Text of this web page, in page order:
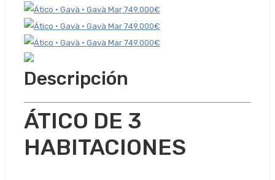
Descripción
ÁTICO DE 3
HABITACIONES